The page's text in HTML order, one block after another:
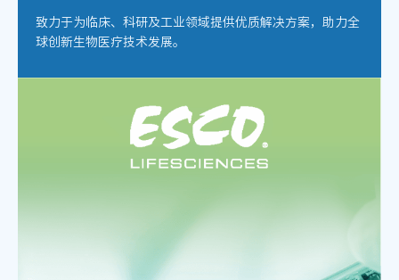
致力于为临床、科研及工业领域提供优质解决方案，助力全
球创新生物医疗技术发展。